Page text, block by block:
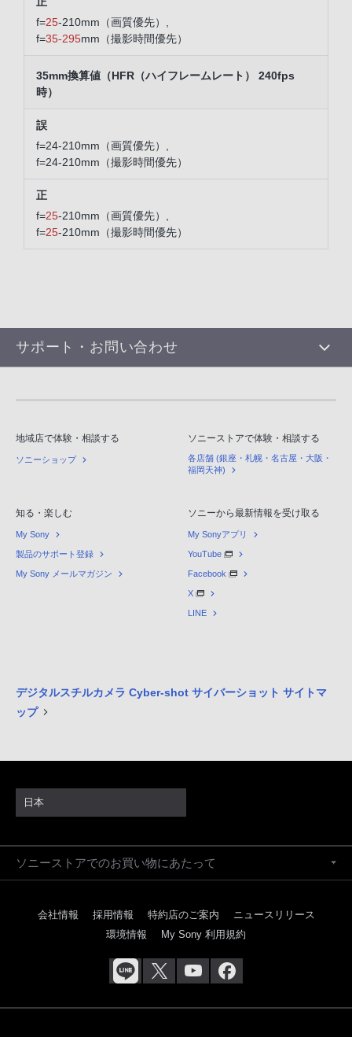
f=25-210mm（画質優先）,
f=35-295mm（撮影時間優先）
35mm換算値（HFR（ハイフレームレート） 240fps
時）
f=24-210mm（画質優先）,
f=24-210mm（撮影時間優先）
f=25-210mm（画質優先）,
f=25-210mm（撮影時間優先）
サポート・お問い合わせ
地域店で体験・相談する
ソニーショップ
ソニーストアで体験・相談する
各店舗 (銀座・札幌・名古屋・大阪・
福岡天神)
知る・楽しむ
My Sony
製品のサポート登録
My Sony メールマガジン
ソニーから最新情報を受け取る
My Sonyアプリ
YouTube
Facebook
X
LINE
デジタルスチルカメラ Cyber-shot サイバーショット サイトマ
ップ
日本
ソニーストアでのお買い物にあたって
会社情報 採用情報 特約店のご案内
ニュースリリース
環境情報
My Sony 利用規約